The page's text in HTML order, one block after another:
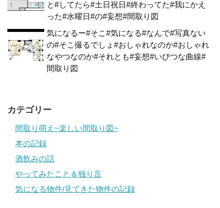
と#してたら#土日祝日#終わってた#我にかえ
った#水曜日#の#妄想#間取り図
気になるー#そこ#気になる#なんで#写真ない
の#そこ撮るでしょ#おしゃれなのか#おしゃれ
なやつなのか#それとも#妄想#いびつな曲線#
間取り図
カテゴリー
間取り萌え~楽しい間取り図~
本の記録
酒飲みの話
やってみたこと＆独り言
気になる物件/見てきた物件の記録